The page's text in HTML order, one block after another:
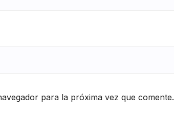
para la próxima vez que comente.